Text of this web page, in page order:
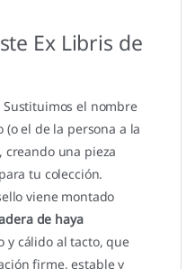
Ex Libris de
Sustituimos el nombre
el de la persona a la
una pieza
tu colección.
viene montado
de haya
y cálido al tacto, que
firme, estable y